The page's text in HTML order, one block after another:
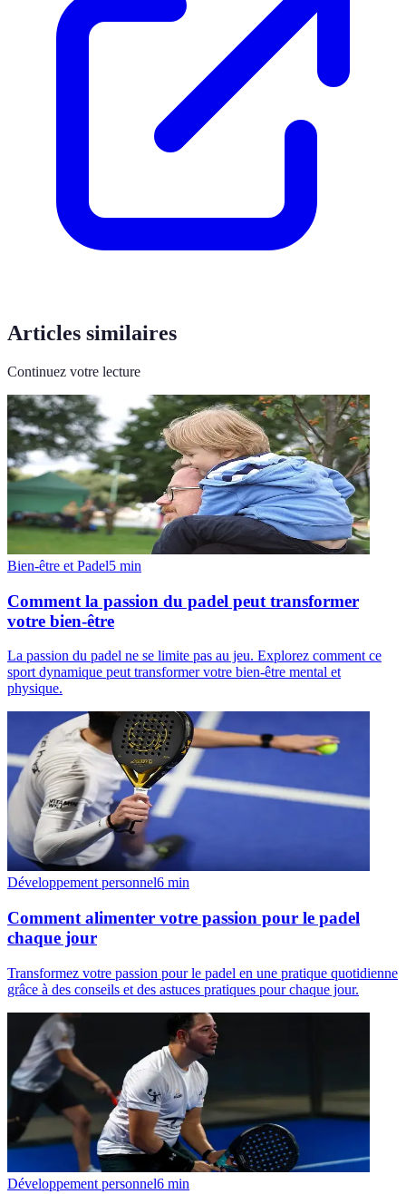
Articles similaires
Continuez votre lecture
Bien-être et Padel5 min
Comment la passion du padel peut transformer
votre bien-être
La passion du padel ne se limite pas au jeu. Explorez comment ce
sport dynamique peut transformer votre bien-être mental et
physique.
Développement personnel6 min
Comment alimenter votre passion pour le padel
chaque jour
Transformez votre passion pour le padel en une pratique quotidienne
grâce à des conseils et des astuces pratiques pour chaque jour.
Développement personnel6 min